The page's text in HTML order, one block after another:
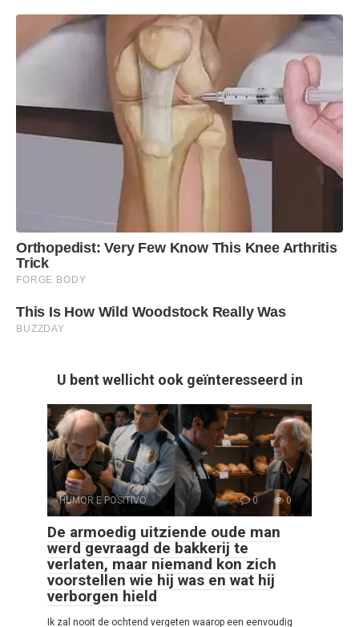
U bent wellicht ook geïnteresseerd in
HUMOR E POSITIVO 0 0
De armoedig uitziende oude man
werd gevraagd de bakkerij te
verlaten, maar niemand kon zich
voorstellen wie hij was en wat hij
verborgen hield
Ik zal nooit de ochtend vergeten waarop een eenvoudig